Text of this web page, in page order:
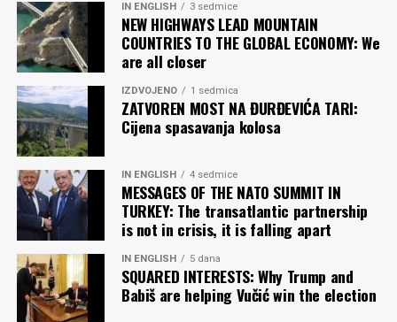
IN ENGLISH 3 sedmice
NEW HIGHWAYS LEAD MOUNTAIN
COUNTRIES TO THE GLOBAL ECONOMY: We
are all closer
IZDVOJENO 1 sedmica
ZATVOREN MOST NA ĐURĐEVIĆA TARI:
Cijena spasavanja kolosa
IN ENGLISH 4 sedmice
MESSAGES OF THE NATO SUMMIT IN
TURKEY: The transatlantic partnership
is not in crisis, it is falling apart
IN ENGLISH 5 dana
SQUARED INTERESTS: Why Trump and
Babiš are helping Vučić win the election